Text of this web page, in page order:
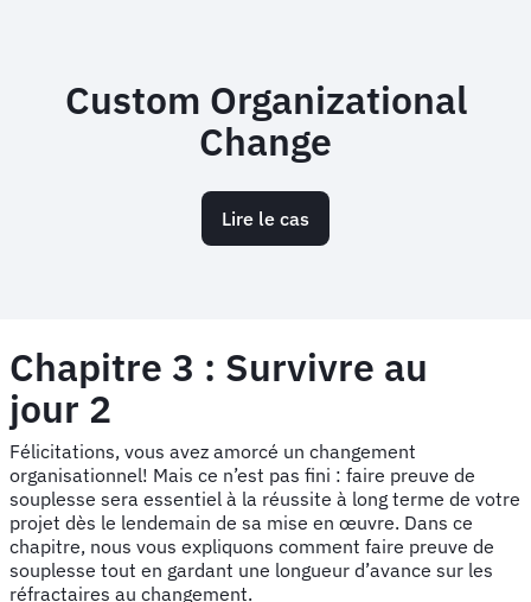
Custom Organizational
Change
Lire le cas
Chapitre 3 : Survivre au
jour 2
Félicitations, vous avez amorcé un changement
organisationnel! Mais ce n’est pas fini : faire preuve de
souplesse sera essentiel à la réussite à long terme de votre
projet dès le lendemain de sa mise en œuvre. Dans ce
chapitre, nous vous expliquons comment faire preuve de
souplesse tout en gardant une longueur d’avance sur les
réfractaires au changement.